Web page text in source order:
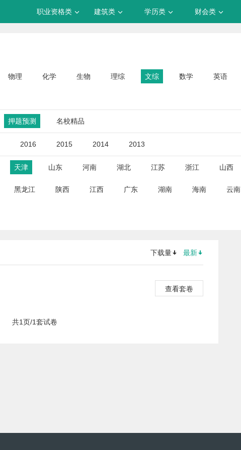
职业资格类 建筑类 学历类 财会类
物理 化学 生物 理综 文综 数学 英语
押题预测 名校精品
2016 2015 2014 2013
天津 山东 河南 湖北 江苏 浙江 山西
黑龙江 陕西 江西 广东 湖南 海南 云南
下载量 最新
查看套卷
共1页/1套试卷